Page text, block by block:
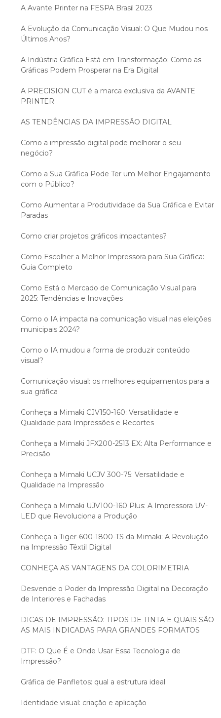
A Avante Printer na FESPA Brasil 2023
A Evolução da Comunicação Visual: O Que Mudou nos
Últimos Anos?
A Indústria Gráfica Está em Transformação: Como as
Gráficas Podem Prosperar na Era Digital
A PRECISION CUT é a marca exclusiva da AVANTE
PRINTER
AS TENDÊNCIAS DA IMPRESSÃO DIGITAL
Como a impressão digital pode melhorar o seu
negócio?
Como a Sua Gráfica Pode Ter um Melhor Engajamento
com o Público?
Como Aumentar a Produtividade da Sua Gráfica e Evitar
Paradas
Como criar projetos gráficos impactantes?
Como Escolher a Melhor Impressora para Sua Gráfica:
Guia Completo
Como Está o Mercado de Comunicação Visual para
2025: Tendências e Inovações
Como o IA impacta na comunicação visual nas eleições
municipais 2024?
Como o IA mudou a forma de produzir conteúdo
visual?
Comunicação visual: os melhores equipamentos para a
sua gráfica
Conheça a Mimaki CJV150-160: Versatilidade e
Qualidade para Impressões e Recortes
Conheça a Mimaki JFX200-2513 EX: Alta Performance e
Precisão
Conheça a Mimaki UCJV 300-75: Versatilidade e
Qualidade na Impressão
Conheça a Mimaki UJV100-160 Plus: A Impressora UV-
LED que Revoluciona a Produção
Conheça a Tiger-600-1800-TS da Mimaki: A Revolução
na Impressão Têxtil Digital
CONHEÇA AS VANTAGENS DA COLORIMETRIA
Desvende o Poder da Impressão Digital na Decoração
de Interiores e Fachadas
DICAS DE IMPRESSÃO: TIPOS DE TINTA E QUAIS SÃO
AS MAIS INDICADAS PARA GRANDES FORMATOS
DTF: O Que É e Onde Usar Essa Tecnologia de
Impressão?
Gráfica de Panfletos: qual a estrutura ideal
Identidade visual: criação e aplicação